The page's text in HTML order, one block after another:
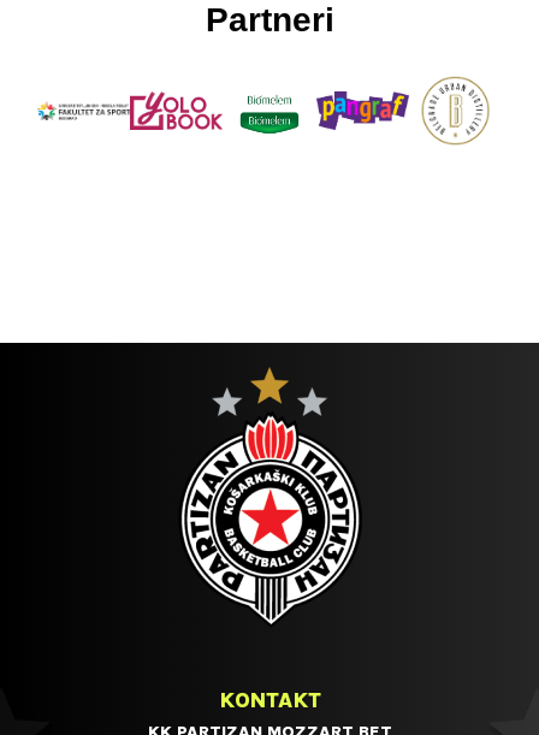
Partneri
KONTAKT